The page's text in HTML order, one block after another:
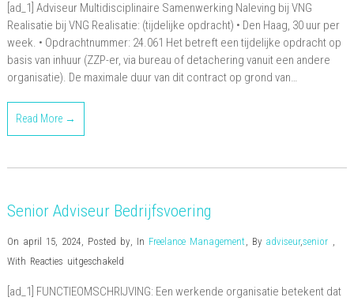
Multidisciplinaire
Samenwerking
Naleving
[ad_1] Adviseur Multidisciplinaire Samenwerking Naleving bij VNG
Realisatie bij VNG Realisatie: (tijdelijke opdracht) • Den Haag, 30 uur per
week. • Opdrachtnummer: 24.061 Het betreft een tijdelijke opdracht op
basis van inhuur (ZZP-er, via bureau of detachering vanuit een andere
organisatie). De maximale duur van dit contract op grond van…
Read More →
Senior Adviseur Bedrijfsvoering
On april 15, 2024, Posted by, In Freelance Management , By adviseur,senior ,
With Reacties uitgeschakeldvoor
[ad_1] FUNCTIEOMSCHRIJVING: Een werkende organisatie betekent dat